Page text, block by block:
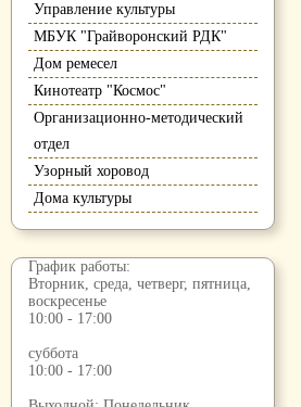
Управление культуры
МБУК "Грайворонский РДК"
Дом ремесел
Кинотеатр "Космос"
Организационно-методический
отдел
Узорный хоровод
Дома культуры
График работы:
Вторник, среда, четверг, пятница,
воскресенье
10:00 - 17:00
суббота
10:00 - 17:00